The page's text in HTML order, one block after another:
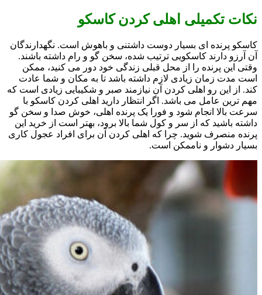
نکات تکمیلی اهلی کردن کاسکو
کاسکو پرنده ای بسیار دوست داشتنی و باهوش است. نگهدارندگان
آن آرزو دارند کاسکویی ترتیب شده، سخن گو و رام داشته باشند.
وقتی این پرنده را از محل قبلی زندگی خود دور می کنید، ممکن
است مدت زمان زیادی لازم داشته باشد تا به مکان و شما عادت
کند. از این رو اهلی کردن آن نیازمند صبر و شکیبایی زیادی است که
مهم ترین عامل می باشد. اگر انتظار دارید اهلی کردن کاسکو با
سرعت بالا انجام شود و فورا یک پرنده اهلی، خوش صدا و سخن گو
داشته باشید که از سر و کول شما بالا برود، بهتر است از خرید این
پرنده منصرف شوید. چرا که اهلی کردن آن برای افراد عجول کاری
بسیار دشوار و ناممکن است.